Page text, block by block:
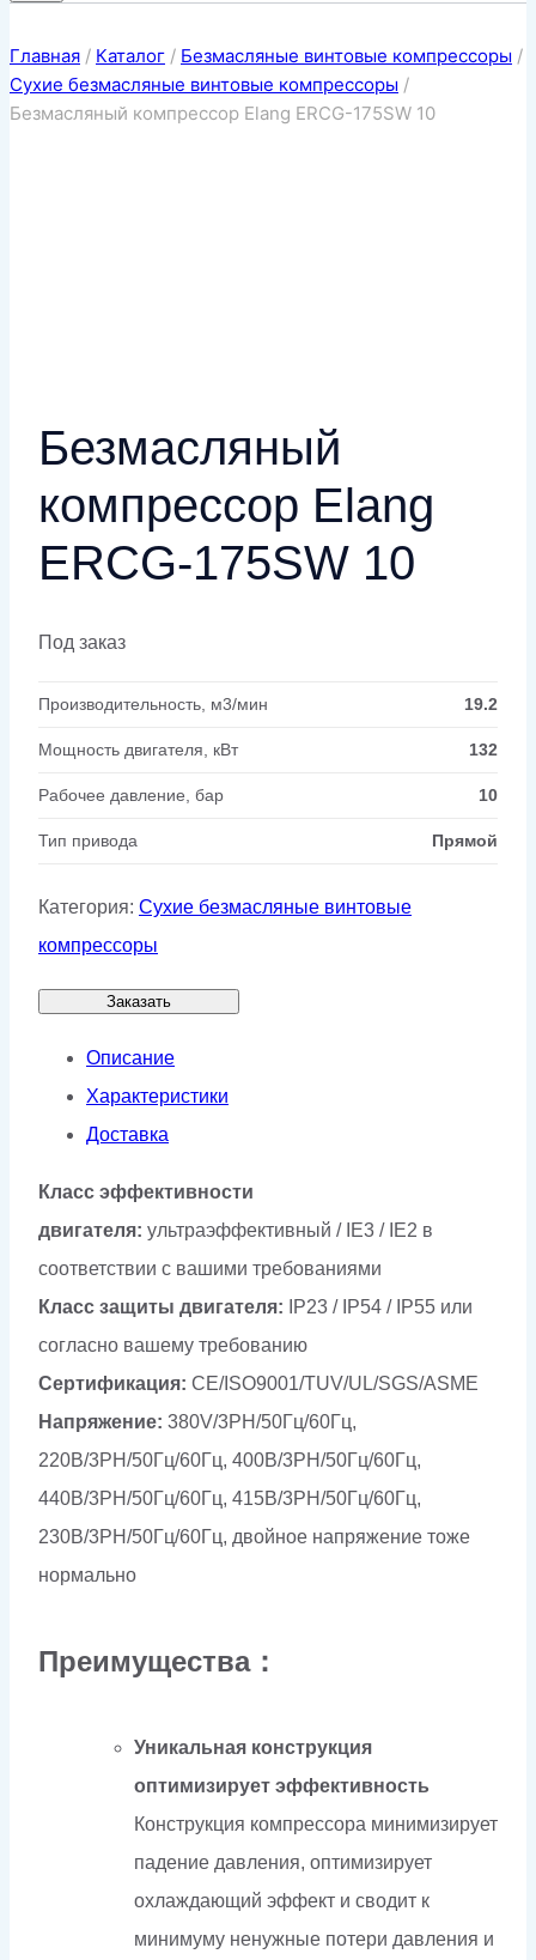
Главная / Каталог / Безмасляные винтовые компрессоры /
Сухие безмасляные винтовые компрессоры /
Безмасляный компрессор Elang ERCG-175SW 10
Безмасляный
компрессор Elang
ERCG-175SW 10
Под заказ
Производительность, м3/мин 19.2
Мощность двигателя, кВт 132
Рабочее давление, бар 10
Тип привода Прямой
Категория: Сухие безмасляные винтовые
компрессоры
Заказать
Описание
Характеристики
Доставка
Класс эффективности
двигателя: ультраэффективный / IE3 / IE2 в
соответствии с вашими требованиями
Класс защиты двигателя: IP23 / IP54 / IP55 или
согласно вашему требованию
Сертификация: CE/ISO9001/TUV/UL/SGS/ASME
Напряжение: 380V/3PH/50Гц/60Гц,
220В/3PH/50Гц/60Гц, 400В/3PH/50Гц/60Гц,
440В/3PH/50Гц/60Гц, 415В/3PH/50Гц/60Гц,
230В/3PH/50Гц/60Гц, двойное напряжение тоже
нормально
Преимущества：
Уникальная конструкция
оптимизирует эффективность
Конструкция компрессора минимизирует
падение давления, оптимизирует
охлаждающий эффект и сводит к
минимуму ненужные потери давления и